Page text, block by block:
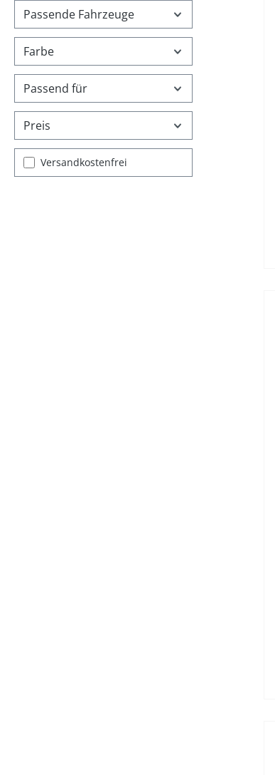
Passende Fahrzeuge
Farbe
Passend für
Preis
Filter hinzufügen: Versandkostenfrei
Versandkostenfrei